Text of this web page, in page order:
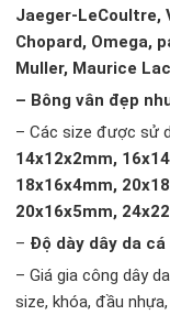
Jaeger-LeCoultre,
Chopard, Omega,
Muller, Maurice
– Bông vân đẹp
– Các size được sử
14x12x2mm,
18x16x4mm,
20x16x5mm,
– Độ dày dây da
– Giá gia công dây
size, khóa, đầu